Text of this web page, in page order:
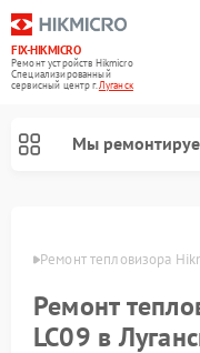
FIX-HIKMICRO
Ремонт устройств Hikmicro
Специализированный
cервисный центр г.Луганск
Мы
Ремонт тепловизора
Ремонт
LC09 в